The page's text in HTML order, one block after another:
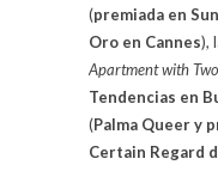
(premiada en
Oro en Cannes),
Apartment with
Tendencias en
(Palma Queer y
Certain Regard